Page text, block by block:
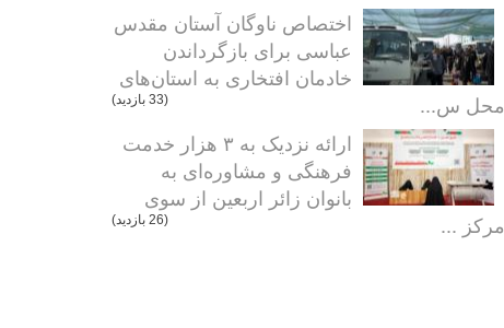
اختصاص ناوگان آستان مقدس
عباسی برای بازگرداندن
خادمان افتخاری به استان‌های
محل س...
(33 بازدید)
ارائه نزدیک به ۳ هزار خدمت
فرهنگی و مشاوره‌ای به
بانوان زائر اربعین از سوی
مرکز ...
(26 بازدید)